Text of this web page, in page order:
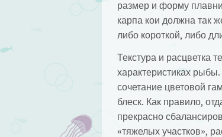
размер и форму
карпа кои должна так
либо короткой, либо
Текстура и расцветка
характеристиках
сочетание цветовой
блеск. Как правило,
прекрасно
«тяжелых участков»,